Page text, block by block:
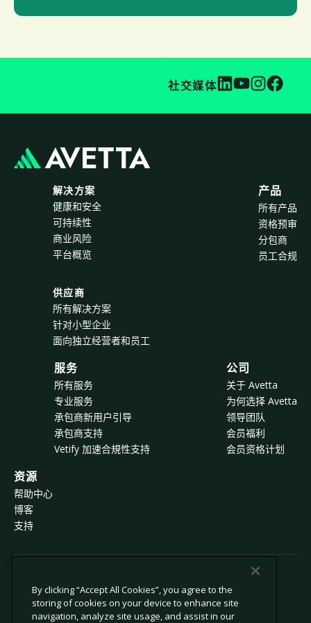
社交媒体
解决方案
健康和安全
可持续性
商业风险
平台概览
供应商
所有解决方案
针对小型企业
面向独立经营者和员工
产品
所有产品
资格预审
分包商
员工合规
服务
所有服务
专业服务
承包商新用户引导
承包商支持
Vetify 加速合規性支持
公司
关于 Avetta
为何选择 Avetta
领导团队
会员福利
会员资格计划
资源
帮助中心
博客
支持
© 2026 Avetta, LLC 版权所有。
隐私政策 Cookie 政策
By clicking “Accept All Cookies”, you agree to the
storing of cookies on your device to enhance site
navigation, analyze site usage, and assist in our